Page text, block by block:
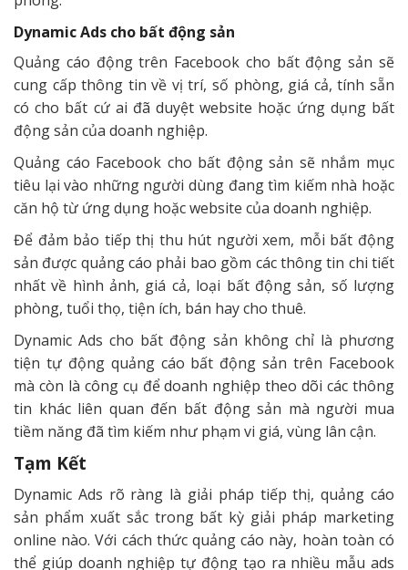
Dynamic Ads cho bất động sản
Quảng cáo động trên Facebook cho bất động sản sẽ
cung cấp thông tin về vị trí, số phòng, giá cả, tính sẵn
có cho bất cứ ai đã duyệt website hoặc ứng dụng bất
động sản của doanh nghiệp.
Quảng cáo Facebook cho bất động sản sẽ nhắm mục
tiêu lại vào những người dùng đang tìm kiếm nhà hoặc
căn hộ từ ứng dụng hoặc website của doanh nghiệp.
Để đảm bảo tiếp thị thu hút người xem, mỗi bất động
sản được quảng cáo phải bao gồm các thông tin chi tiết
nhất về hình ảnh, giá cả, loại bất động sản, số lượng
phòng, tuổi thọ, tiện ích, bán hay cho thuê.
Dynamic Ads cho bất động sản không chỉ là phương
tiện tự động quảng cáo bất động sản trên Facebook
mà còn là công cụ để doanh nghiệp theo dõi các thông
tin khác liên quan đến bất động sản mà người mua
tiềm năng đã tìm kiếm như phạm vi giá, vùng lân cận.
Tạm Kết
Dynamic Ads rõ ràng là giải pháp tiếp thị, quảng cáo
sản phẩm xuất sắc trong bất kỳ giải pháp marketing
online nào. Với cách thức quảng cáo này, hoàn toàn có
thể giúp doanh nghiệp tự động tạo ra nhiều mẫu ads